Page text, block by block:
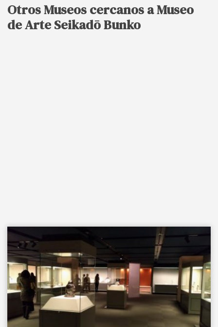
Otros Museos cercanos a Museo
de Arte Seikadō Bunko